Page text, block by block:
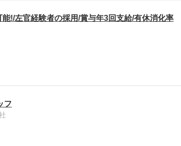
!/左官経験者の採用/賞与年3回支給/有休消化率
フ